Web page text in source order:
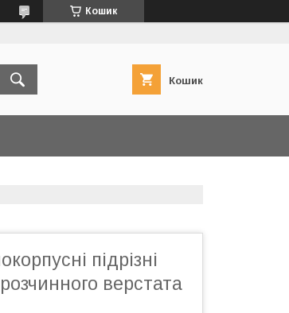
Кошик
Кошик
підрізні
верстата